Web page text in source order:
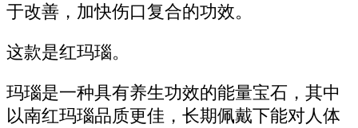
于改善，加快伤口复合的功效。
这款是红玛瑙。
玛瑙是一种具有养生功效的能量宝石，其中
以南红玛瑙品质更佳，长期佩戴下能对人体